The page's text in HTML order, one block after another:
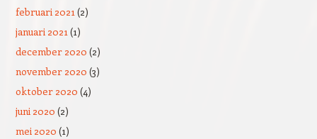
februari 2021(2)
januari 2021(1)
december 2020 (2)
november 2020 (3)
oktober 2020 (4)
juni 2020 (2)
mei 2020 (1)